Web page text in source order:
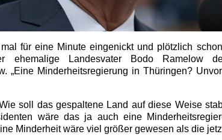
für eine Minute eingenickt und plötzlich
ehemalige Landesvater Bodo Ramelow
„Eine Minderheitsregierung in Thüringen?
soll das gespaltene Land auf diese Weise
wäre das ja auch eine
Minderheit wäre viel größer gewesen als die